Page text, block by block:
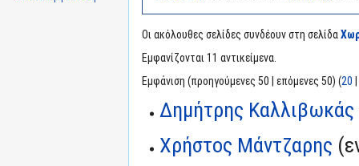
Οι ακόλουθες σελίδες συνδέουν στη σελίδα
Εμφανίζονται 11 αντικείμενα.
Εμφάνιση (προηγούμενες 50 | επόμενες 50) (20
Δημήτρης Καλλιβωκάς
Χρήστος Μάντζαρης